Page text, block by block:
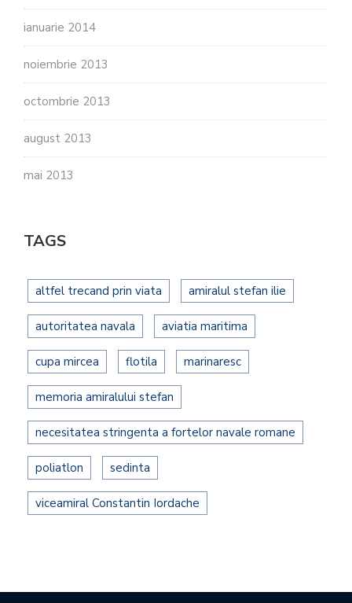
ianuarie 2014
noiembrie 2013
octombrie 2013
august 2013
mai 2013
TAGS
altfel trecand prin viata amiralul stefan ilie
autoritatea navala aviatia maritima
cupa mircea flotila marinaresc
memoria amiralului stefan
necesitatea stringenta a fortelor navale romane
poliatlon sedinta
viceamiral Constantin Iordache